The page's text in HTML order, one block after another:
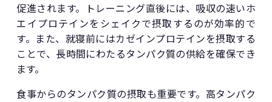
促進されます。トレーニング直後には、吸収の速いホ
エイプロテインをシェイクで摂取するのが効率的で
す。また、就寝前にはカゼインプロテインを摂取する
ことで、長時間にわたるタンパク質の供給を確保でき
ます。
食事からのタンパク質の摂取も重要です。高タンパク